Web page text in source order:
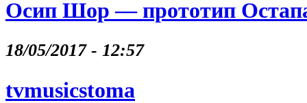
Осип Шор — прототип
18/05/2017 - 12:57
tvmusicstoma